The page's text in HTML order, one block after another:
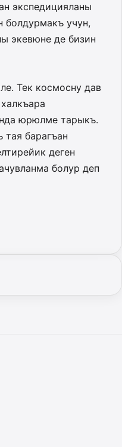
экспедицияланы
учун,
экевюне де бизин
Тек космосну дав
юрюлме тарыкъ.
барагъан
деген
болур деп